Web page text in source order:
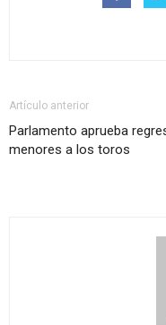
Artículo anterior
Parlamento aprueba
menores a los toros